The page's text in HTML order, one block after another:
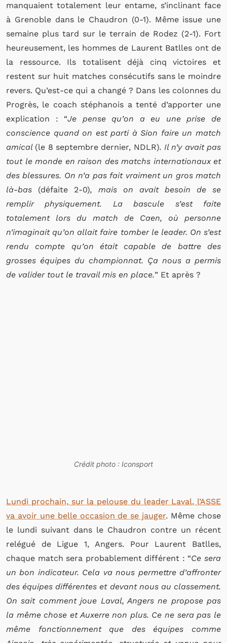
manquaient totalement leur entame, s’inclinant face
à Grenoble dans le Chaudron (0-1). Même issue une
semaine plus tard sur le terrain de Rodez (2-1). Fort
heureusement, les hommes de Laurent Batlles ont de
la ressource. Ils totalisent déjà cinq victoires et
restent sur huit matches consécutifs sans le moindre
revers. Qu’est-ce qui a changé ? Dans les colonnes du
Progrès, le coach stéphanois a tenté d’apporter une
explication : “Je pense qu’on a eu une prise de
conscience quand on est parti à Sion faire un match
amical (le 8 septembre dernier, NDLR). Il n’y avait pas
tout le monde en raison des matchs internationaux et
des blessures. On n’a pas fait vraiment un gros match
là-bas (défaite 2-0), mais on avait besoin de se
remplir physiquement. La bascule s’est faite
totalement lors du match de Caen, où personne
n’imaginait qu’on allait faire tomber le leader. On s’est
rendu compte qu’on était capable de battre des
grosses équipes du championnat. Ça nous a permis
de valider tout le travail mis en place.” Et après ?
Crédit photo : Iconsport
Lundi prochain, sur la pelouse du leader Laval, l’ASSE
va avoir une belle occasion de se jauger. Même chose
le lundi suivant dans le Chaudron contre un récent
relégué de Ligue 1, Angers. Pour Laurent Batlles,
chaque match sera probablement différent : “Ce sera
un bon indicateur. Cela va nous permettre d’affronter
des équipes différentes et devant nous au classement.
On sait comment joue Laval, Angers ne propose pas
la même chose et Auxerre non plus. Ce ne sera pas le
même fonctionnement que des équipes comme